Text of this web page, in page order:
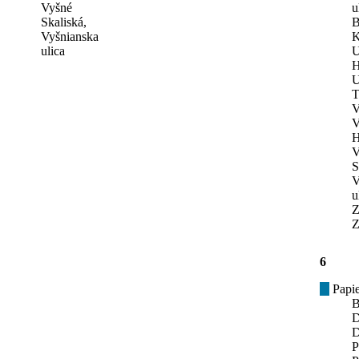
Vyšné
Skaliská,
Vyšnianska
ulica
6